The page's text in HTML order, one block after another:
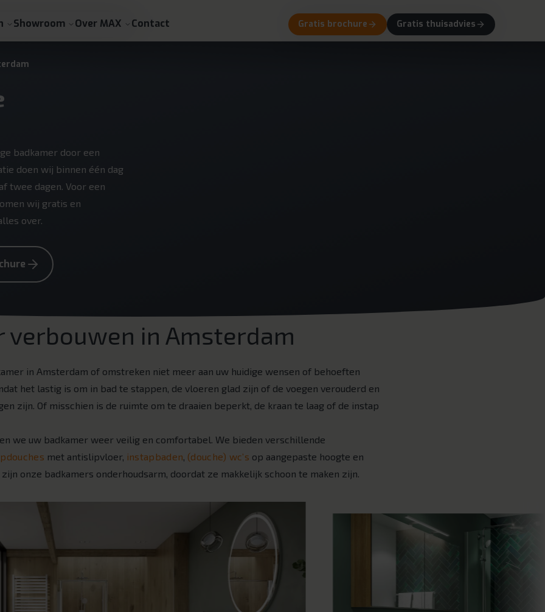
Showroom Over MAX Contact Gratis brochure Gratis thuisadvies
badkamer door een
doen wij binnen één dag
twee dagen. Voor een
wij gratis en
over.
verbouwen in Amsterdam
in Amsterdam of omstreken niet meer aan uw huidige wensen of behoeften
het lastig is om in bad te stappen, de vloeren glad zijn of de voegen verouderd en
zijn. Of misschien is de ruimte om te draaien beperkt, de kraan te laag of de instap
we uw badkamer weer veilig en comfortabel. We bieden verschillende
met antislipvloer, instapbaden, (douche) wc’s op aangepaste hoogte en
zijn onze badkamers onderhoudsarm, doordat ze makkelijk schoon te maken zijn.